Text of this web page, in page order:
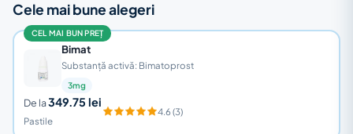
Cele mai bune alegeri
CEL MAI BUN PREȚ
Bimat
Substanță activă: Bimatoprost
3mg
De la349.75 lei
Pastile
4.6 (3)